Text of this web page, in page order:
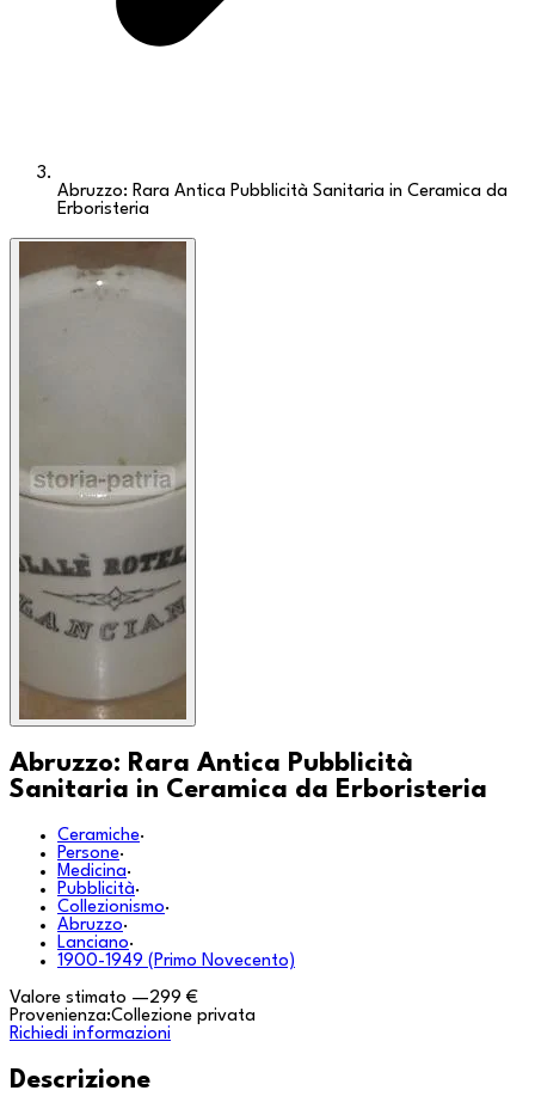
Abruzzo: Rara Antica Pubblicità Sanitaria in Ceramica da
Erboristeria
Abruzzo: Rara Antica Pubblicità
Sanitaria in Ceramica da Erboristeria
Ceramiche·
Persone·
Medicina·
Pubblicità·
Collezionismo·
Abruzzo·
Lanciano·
1900-1949 (Primo Novecento)
Valore stimato —299 €
Provenienza:Collezione privata
Richiedi informazioni
Descrizione